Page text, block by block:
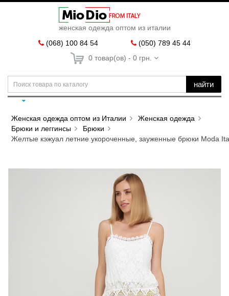
женская одежда оптом из италии
(068) 100 84 54
(050) 789 45 44
0 товар(ов) - 0 грн.
найти
Женская одежда оптом из Италии
Женская одежда
Брюки и леггинсы
Брюки
Желтые кэжуал летние укороченные, зауженные брюки Moda